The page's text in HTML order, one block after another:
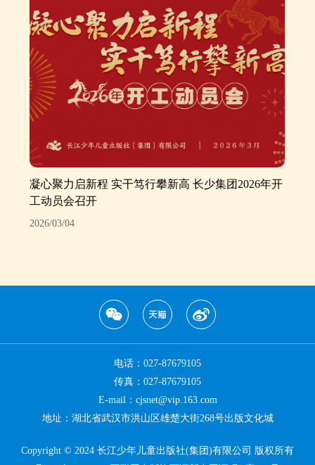
凝心聚力启新程 实干笃行攀新高 长少集团2026年开
工动员会召开
2026/03/04
电话：027-87679105
传真：027-87679105
E-mail：cjsnet@vip.163.com
地址：湖北省武汉市洪山区雄楚大街268号出版文化城
Copyright © 2024 长江少年儿童出版社(集团)有限公司 版权所有